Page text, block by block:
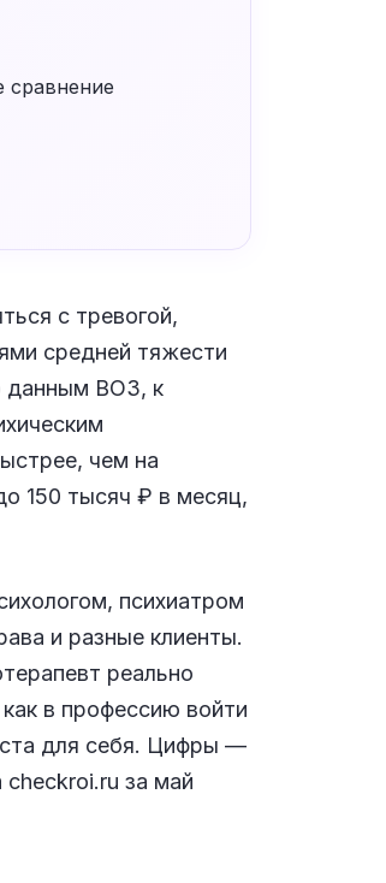
сравнение
с тревогой,
средней тяжести
данным ВОЗ, к
чем на
150 тысяч ₽ в месяц,
психиатром
и разные клиенты.
реально
в профессию войти
для себя. Цифры —
checkroi.ru за май